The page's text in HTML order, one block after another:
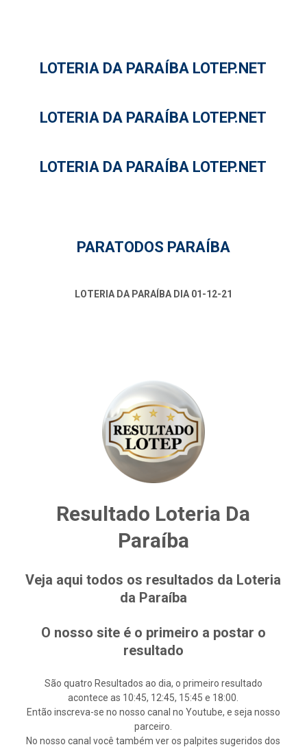
LOTERIA DA PARAÍBA LOTEP.NET
LOTERIA DA PARAÍBA LOTEP.NET
LOTERIA DA PARAÍBA LOTEP.NET
PARATODOS PARAÍBA
LOTERIA DA PARAÍBA DIA 01-12-21
Resultado Loteria Da
Paraíba
Veja aqui todos os resultados da Loteria
da Paraíba
O nosso site é o primeiro a postar o
resultado
São quatro Resultados ao dia, o primeiro resultado
acontece as 10:45, 12:45, 15:45 e 18:00.
Então inscreva-se no nosso canal no Youtube, e seja nosso
parceiro.
No nosso canal você também ver os palpites sugeridos dos